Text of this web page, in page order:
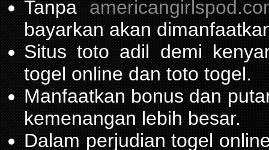
Tanpa
bayarkan akan
Situs toto adil demi
togel online dan toto togel.
Manfaatkan bonus dan
kemenangan lebih besar.
Dalam perjudian togel